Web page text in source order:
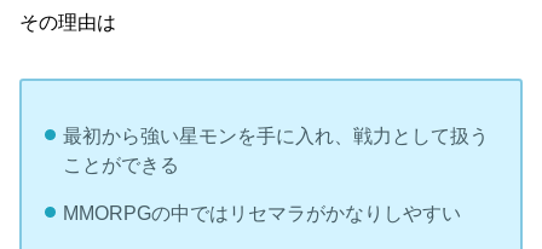
その理由は
最初から強い星モンを手に入れ、戦力として扱う
ことができる
MMORPGの中ではリセマラがかなりしやすい